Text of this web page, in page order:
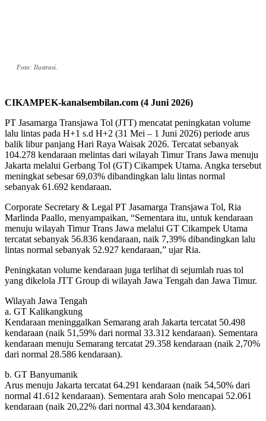
Foto: Ilustrasi.
CIKAMPEK-kanalsembilan.com (4 Juni 2026)
PT Jasamarga Transjawa Tol (JTT) mencatat peningkatan volume
lalu lintas pada H+1 s.d H+2 (31 Mei – 1 Juni 2026) periode arus
balik libur panjang Hari Raya Waisak 2026. Tercatat sebanyak
104.278 kendaraan melintas dari wilayah Timur Trans Jawa menuju
Jakarta melalui Gerbang Tol (GT) Cikampek Utama. Angka tersebut
meningkat sebesar 69,03% dibandingkan lalu lintas normal
sebanyak 61.692 kendaraan.
Corporate Secretary & Legal PT Jasamarga Transjawa Tol, Ria
Marlinda Paallo, menyampaikan, “Sementara itu, untuk kendaraan
menuju wilayah Timur Trans Jawa melalui GT Cikampek Utama
tercatat sebanyak 56.836 kendaraan, naik 7,39% dibandingkan lalu
lintas normal sebanyak 52.927 kendaraan,” ujar Ria.
Peningkatan volume kendaraan juga terlihat di sejumlah ruas tol
yang dikelola JTT Group di wilayah Jawa Tengah dan Jawa Timur.
Wilayah Jawa Tengah
a. GT Kalikangkung
Kendaraan meninggalkan Semarang arah Jakarta tercatat 50.498
kendaraan (naik 51,59% dari normal 33.312 kendaraan). Sementara
kendaraan menuju Semarang tercatat 29.358 kendaraan (naik 2,70%
dari normal 28.586 kendaraan).
b. GT Banyumanik
Arus menuju Jakarta tercatat 64.291 kendaraan (naik 54,50% dari
normal 41.612 kendaraan). Sementara arah Solo mencapai 52.061
kendaraan (naik 20,22% dari normal 43.304 kendaraan).